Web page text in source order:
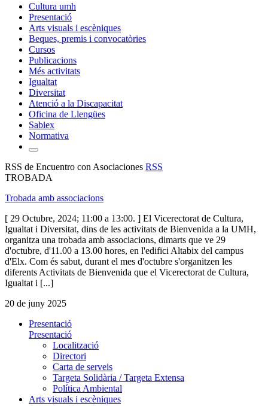
Cultura umh
Presentació
Arts visuals i escèniques
Beques, premis i convocatòries
Cursos
Publicacions
Més activitats
Igualtat
Diversitat
Atenció a la Discapacitat
Oficina de Llengües
Sabiex
Normativa
RSS de Encuentro con Asociaciones RSS
TROBADA
Trobada amb associacions
[ 29 Octubre, 2024; 11:00 a 13:00. ] El Vicerectorat de Cultura,
Igualtat i Diversitat, dins de les activitats de Bienvenida a la UMH,
organitza una trobada amb associacions, dimarts que ve 29
d'octubre, d'11.00 a 13.00 hores, en l'edifici Altabix del campus
d'Elx. Com és sabut, durant el mes d'octubre s'organitzen les
diferents Activitats de Bienvenida que el Vicerectorat de Cultura,
Igualtat i [...]
20 de juny 2025
Presentació
Presentació
Localització
Directori
Carta de serveis
Targeta Solidària / Targeta Extensa
Política Ambiental
Arts visuals i escèniques